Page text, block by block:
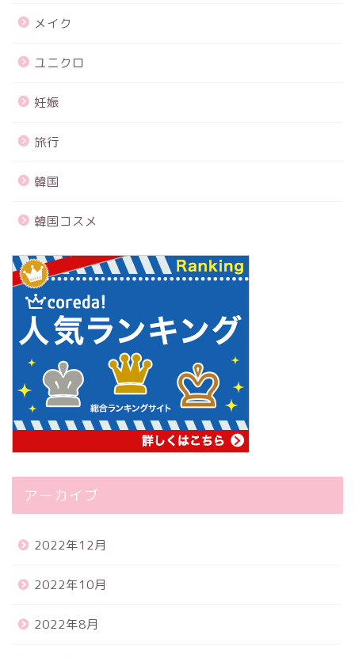
メイク
ユニクロ
妊娠
旅行
韓国
韓国コスメ
アーカイブ
2022年12月
2022年10月
2022年8月